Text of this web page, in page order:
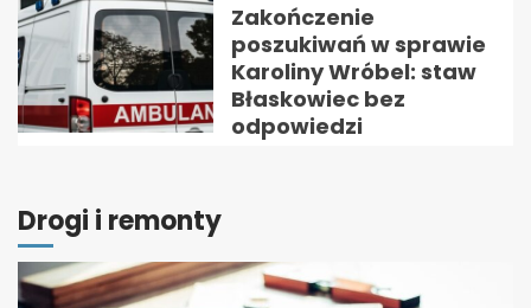
Zakończenie
poszukiwań w sprawie
Karoliny Wróbel: staw
Błaskowiec bez
odpowiedzi
Drogi i remonty